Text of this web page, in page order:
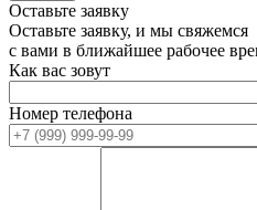
Оставьте заявку
Оставьте заявку, и мы свяжемся
с вами в ближайшее рабочее
Как вас зовут
Номер телефона